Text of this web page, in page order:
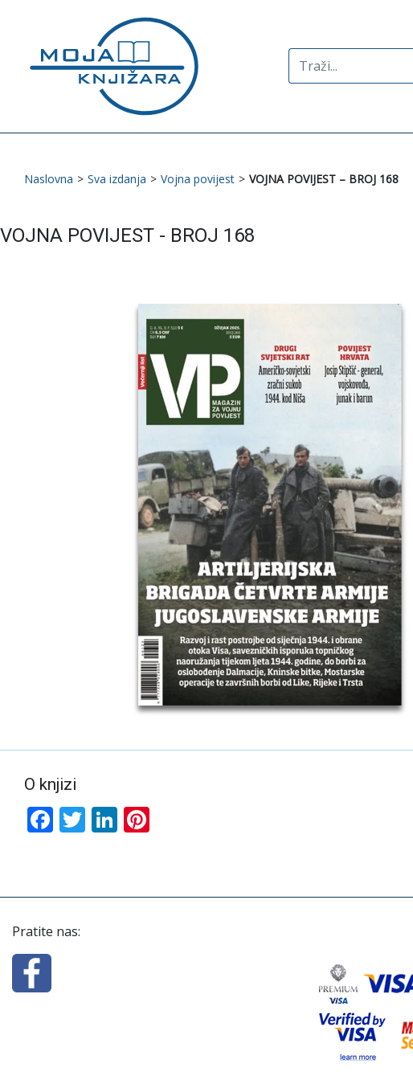
Search
for:
Naslovna > Sva izdanja > Vojna povijest > VOJNA POVIJEST – BROJ 168
VOJNA POVIJEST - BROJ 168
O knjizi
Facebook
TwitterLinkedIn
Pratite nas: